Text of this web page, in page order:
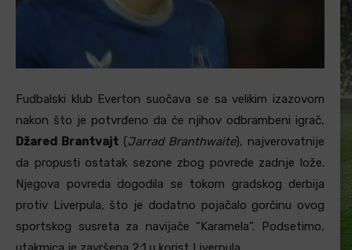
Fudbalski klub Everton suočava se sa velikim izazovom
nakon što je potvrđeno da će njihov odbrambeni igrač,
Džared Brantvajt(Jarrad Branthwaite), najverovatnije
da propusti ostatak sezone zbog povrede zadnje lože.
Njegova povreda dogodila se tokom gradskog derbija
protiv Liverpula, što je dodatno pojačalo gorčinu ovog
sportskog susreta za navijače “Karamela”. Podsetimo,